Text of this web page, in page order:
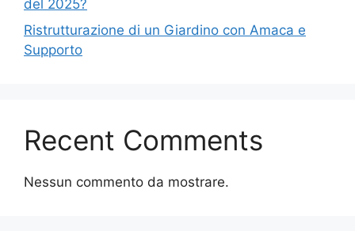
del 2025?
Ristrutturazione di un Giardino con Amaca e
Supporto
Recent Comments
Nessun commento da mostrare.